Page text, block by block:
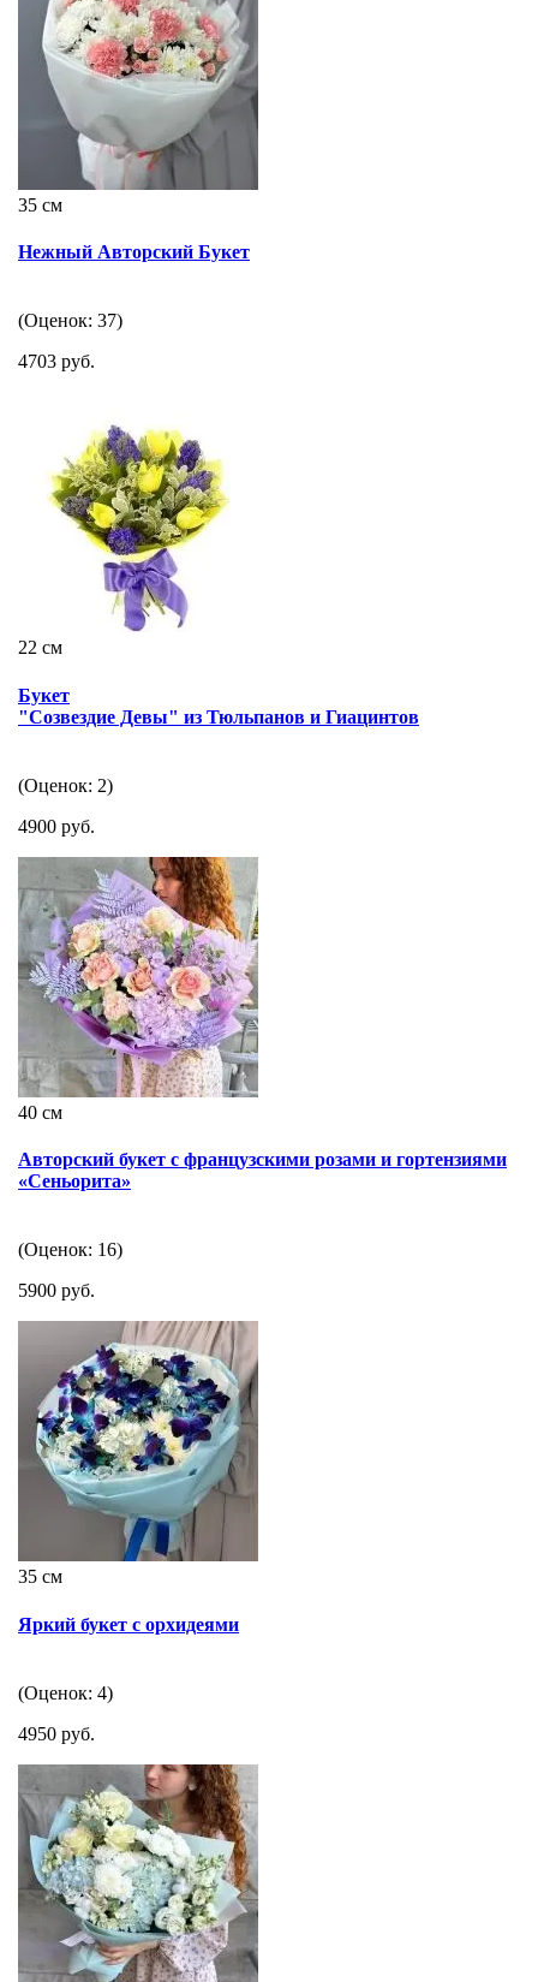
35 см
Нежный Авторский Букет
(Оценок: 37)
4703 руб.
22 см
Букет
"Созвездие Девы" из Тюльпанов и Гиацинтов
(Оценок: 2)
4900 руб.
40 см
Авторский букет с французскими розами и гортензиями
«Сеньорита»
(Оценок: 16)
5900 руб.
35 см
Яркий букет с орхидеями
(Оценок: 4)
4950 руб.